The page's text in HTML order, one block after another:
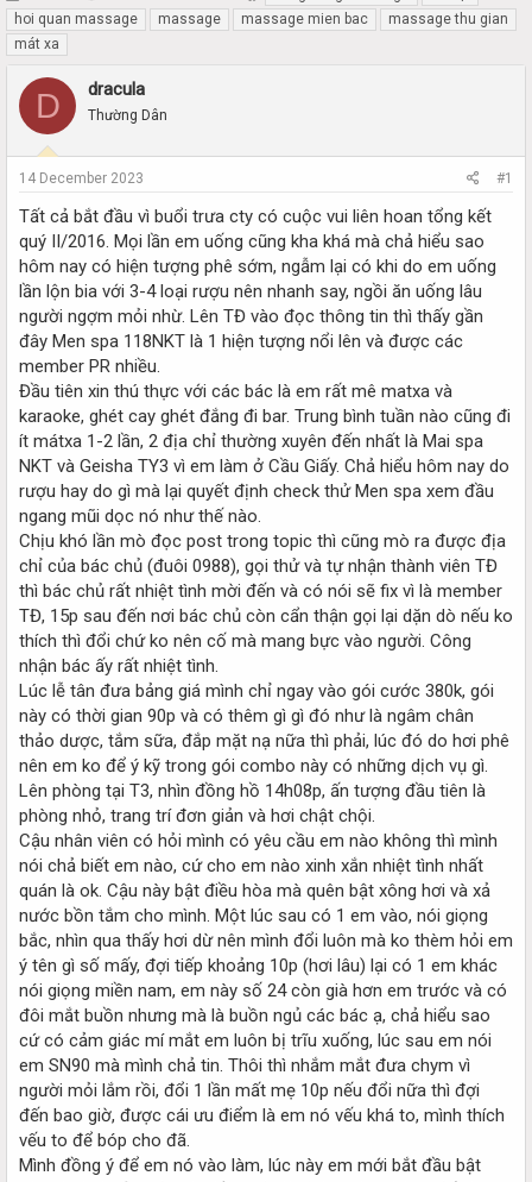
h
r
e
d
s
r
t
e
r
t
a
d
a
hoi quan massage
massage massage mien bac
massage thu gian
mát xa
D dracula
Thường Dân
14 December 2023 #1
Tất cả bắt đầu vì buổi trưa cty có cuộc vui liên hoan tổng kết
quý II/2016. Mọi lần em uống cũng kha khá mà chả hiểu sao
hôm nay có hiện tượng phê sớm, ngẫm lại có khi do em uống
lần lộn bia với 3-4 loại rượu nên nhanh say, ngồi ăn uống lâu
người ngợm mỏi nhừ. Lên TĐ vào đọc thông tin thì thấy gần
đây Men spa 118NKT là 1 hiện tượng nổi lên và được các
member PR nhiều.
Đầu tiên xin thú thực với các bác là em rất mê matxa và
karaoke, ghét cay ghét đắng đi bar. Trung bình tuần nào cũng đi
ít mátxa 1-2 lần, 2 địa chỉ thường xuyên đến nhất là Mai spa
NKT và Geisha TY3 vì em làm ở Cầu Giấy. Chả hiểu hôm nay do
rượu hay do gì mà lại quyết định check thử Men spa xem đầu
ngang mũi dọc nó như thế nào.
Chịu khó lần mò đọc post trong topic thì cũng mò ra được địa
chỉ của bác chủ (đuôi 0988), gọi thử và tự nhận thành viên TĐ
thì bác chủ rất nhiệt tình mời đến và có nói sẽ fix vì là member
TĐ, 15p sau đến nơi bác chủ còn cẩn thận gọi lại dặn dò nếu ko
thích thì đổi chứ ko nên cố mà mang bực vào người. Công
nhận bác ấy rất nhiệt tình.
Lúc lễ tân đưa bảng giá mình chỉ ngay vào gói cước 380k, gói
này có thời gian 90p và có thêm gì gì đó như là ngâm chân
thảo dược, tắm sữa, đắp mặt nạ nữa thì phải, lúc đó do hơi phê
nên em ko để ý kỹ trong gói combo này có những dịch vụ gì.
Lên phòng tại T3, nhìn đồng hồ 14h08p, ấn tượng đầu tiên là
phòng nhỏ, trang trí đơn giản và hơi chật chội.
Cậu nhân viên có hỏi mình có yêu cầu em nào không thì mình
nói chả biết em nào, cứ cho em nào xinh xắn nhiệt tình nhất
quán là ok. Cậu này bật điều hòa mà quên bật xông hơi và xả
nước bồn tắm cho mình. Một lúc sau có 1 em vào, nói giọng
bắc, nhìn qua thấy hơi dừ nên mình đổi luôn mà ko thèm hỏi em
ý tên gì số mấy, đợi tiếp khoảng 10p (hơi lâu) lại có 1 em khác
nói giọng miền nam, em này số 24 còn già hơn em trước và có
đôi mắt buồn nhưng mà là buồn ngủ các bác ạ, chả hiểu sao
cứ có cảm giác mí mắt em luôn bị trĩu xuống, lúc sau em nói
em SN90 mà mình chả tin. Thôi thì nhắm mắt đưa chym vì
người mỏi lắm rồi, đổi 1 lần mất mẹ 10p nếu đổi nữa thì đợi
đến bao giờ, được cái ưu điểm là em nó vếu khá to, mình thích
vếu to để bóp cho đã.
Mình đồng ý để em nó vào làm, lúc này em mới bắt đầu bật